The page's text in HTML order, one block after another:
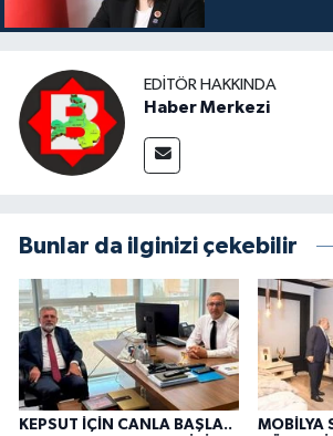
EDITÖR HAKKINDA
Haber Merkezi
Bunlar da ilginizi çekebilir
KEPSUT İÇİN CANLA BAŞLA..
MOBİLYA